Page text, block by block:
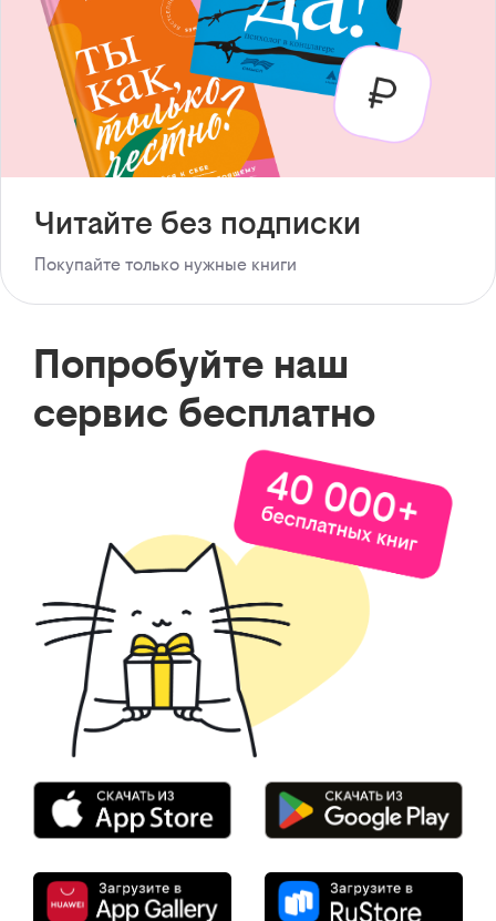
Читайте без подписки
Покупайте только нужные книги
Попробуйте наш
сервис бесплатно